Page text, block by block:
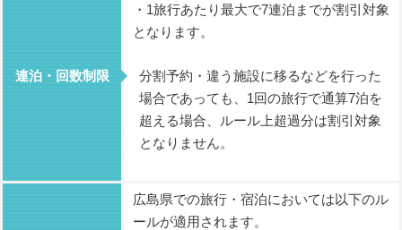
連泊・回数制限
・1旅行あたり最大で7連泊までが割引対象
となります。
分割予約・違う施設に移るなどを行った
場合であっても、1回の旅行で通算7泊を
超える場合、ルール上超過分は割引対象
となりません。
広島県での旅行・宿泊においては以下のル
ールが適用されます。